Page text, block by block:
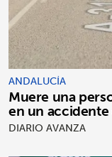
ANDALUCÍA
Muere una
en un
DIARIO AVANZA